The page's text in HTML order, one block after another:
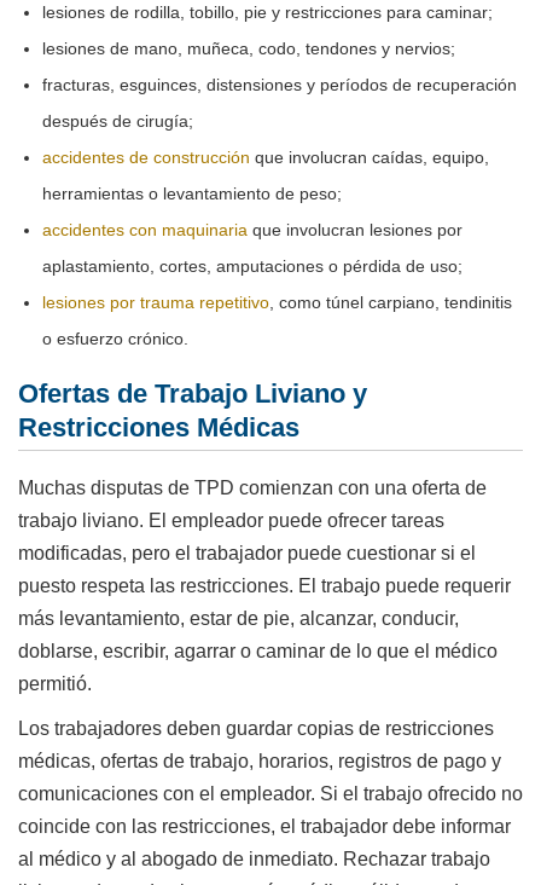
lesiones de rodilla, tobillo, pie y restricciones para caminar;
lesiones de mano, muñeca, codo, tendones y nervios;
fracturas, esguinces, distensiones y períodos de recuperación
después de cirugía;
accidentes de construcción que involucran caídas, equipo,
herramientas o levantamiento de peso;
accidentes con maquinaria que involucran lesiones por
aplastamiento, cortes, amputaciones o pérdida de uso;
lesiones por trauma repetitivo , como túnel carpiano, tendinitis
o esfuerzo crónico.
Ofertas de Trabajo Liviano y
Restricciones Médicas
Muchas disputas de TPD comienzan con una oferta de
trabajo liviano. El empleador puede ofrecer tareas
modificadas, pero el trabajador puede cuestionar si el
puesto respeta las restricciones. El trabajo puede requerir
más levantamiento, estar de pie, alcanzar, conducir,
doblarse, escribir, agarrar o caminar de lo que el médico
permitió.
Los trabajadores deben guardar copias de restricciones
médicas, ofertas de trabajo, horarios, registros de pago y
comunicaciones con el empleador. Si el trabajo ofrecido no
coincide con las restricciones, el trabajador debe informar
al médico y al abogado de inmediato. Rechazar trabajo